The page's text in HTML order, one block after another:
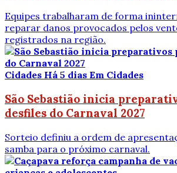
Equipes trabalharam de forma
reparar danos provocados pelos
registrados na região.
Cidades Há 5 dias Em Cidades
São Sebastião inicia
desfiles do Carnaval 2027
Sorteio definiu a ordem de
samba para o próximo carnaval.